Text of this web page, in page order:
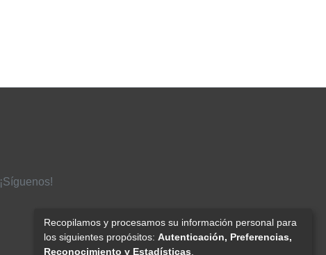
¡Síguenos!
Recopilamos y procesamos su información personal para
los siguientes propósitos: Autenticación, Preferencias,
Reconocimiento y Estadísticas